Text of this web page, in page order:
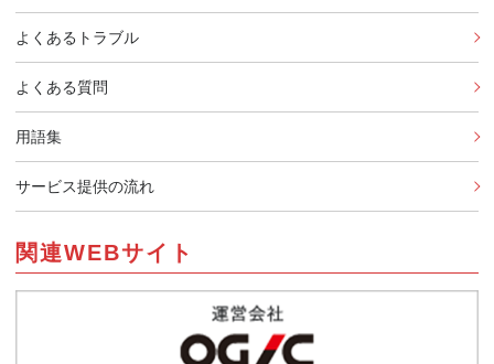
よくあるトラブル
よくある質問
用語集
サービス提供の流れ
関連WEBサイト